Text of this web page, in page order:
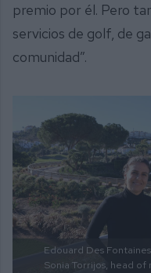
premio por él. Pero
servicios de golf, de
comunidad”.
Edouard Des
Sonia Torrijos, head of